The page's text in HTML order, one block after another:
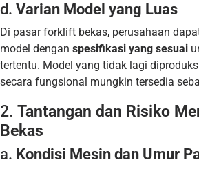
d. Varian Model yang Luas
Di pasar forklift bekas, perusahaan
model dengan spesifikasi yang sesuai
tertentu. Model yang tidak lagi
secara fungsional mungkin tersedia
2. Tantangan dan Risiko
Bekas
a. Kondisi Mesin dan Umur